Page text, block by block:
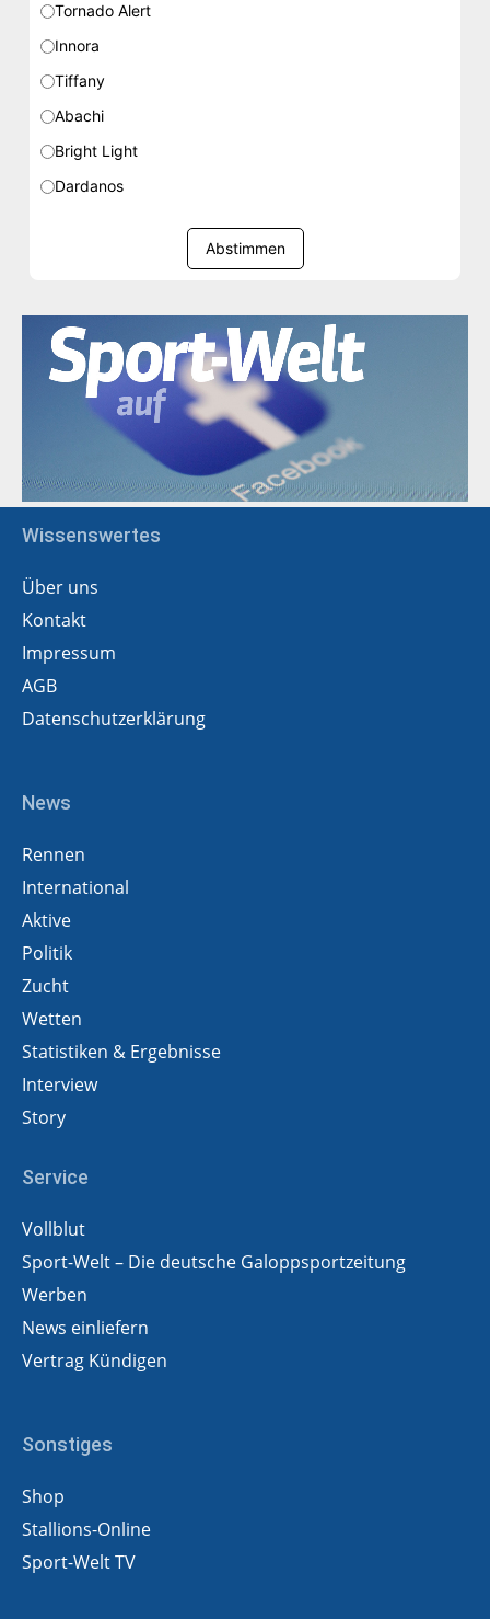
Tornado Alert
Innora
Tiffany
Abachi
Bright Light
Dardanos
Abstimmen
Wissenswertes
Über uns
Kontakt
Impressum
AGB
Datenschutzerklärung
News
Rennen
International
Aktive
Politik
Zucht
Wetten
Statistiken & Ergebnisse
Interview
Story
Service
Vollblut
Sport-Welt – Die deutsche Galoppsportzeitung
Werben
News einliefern
Vertrag Kündigen
Sonstiges
Shop
Stallions-Online
Sport-Welt TV